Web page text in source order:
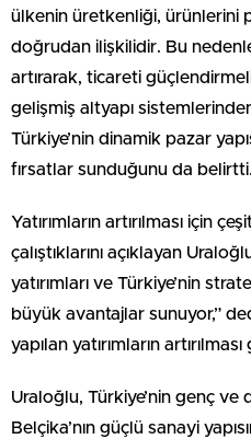
ülkenin üretkenliği, ürünlerini
doğrudan ilişkilidir. Bu nedenle,
artırarak, ticareti
gelişmiş altyapı
Türkiye’nin dinamik pazar
fırsatlar sunduğunu da belirtti.
Yatırımların artırılması için
çalıştıklarını açıklayan
yatırımları ve Türkiye’nin
büyük avantajlar sunuyor,”
yapılan yatırımların
Uraloğlu, Türkiye’nin genç
Belçika’nın güçlü sanayi